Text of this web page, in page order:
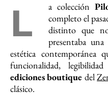
La colección
completo el
distinto que
presentaba
estética contemporánea
funcionalidad,
ediciones boutique del
clásico.